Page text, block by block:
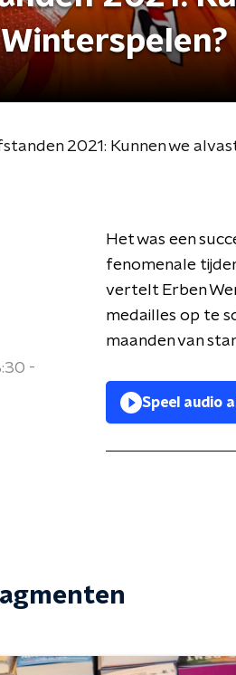
2021: Kunnen we
-
Het was een
fenomenale
vertelt Erben
medailles op te
maanden van
Speel audio